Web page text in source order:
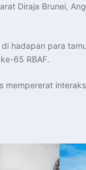
Diraja Brunei,
hadapan para
65 RBAF.
mempererat